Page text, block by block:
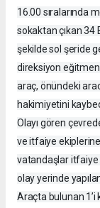
16.00 sıralarında
sokaktan çıkan 34
şekilde sol şeride
direksiyon
araç, önündeki
hakimiyetini
Olayı gören
ve itfaiye
vatandaşlar itfaiye
olay yerinde
Araçta bulunan 1’i